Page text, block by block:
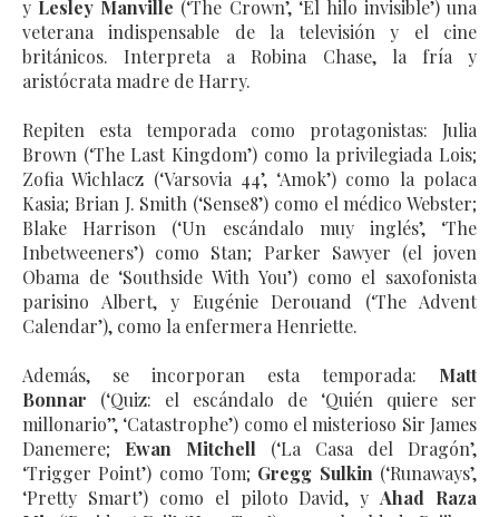
y Lesley Manville (‘The Crown’, ‘El hilo invisible’) una
veterana indispensable de la televisión y el cine
británicos. Interpreta a Robina Chase, la fría y
aristócrata madre de Harry.
Repiten esta temporada como protagonistas: Julia
Brown (‘The Last Kingdom’) como la privilegiada Lois;
Zofia Wichlacz (‘Varsovia 44’, ‘Amok’) como la polaca
Kasia; Brian J. Smith (‘Sense8’) como el médico Webster;
Blake Harrison (‘Un escándalo muy inglés’, ‘The
Inbetweeners’) como Stan; Parker Sawyer (el joven
Obama de ‘Southside With You’) como el saxofonista
parisino Albert, y Eugénie Derouand (‘The Advent
Calendar’), como la enfermera Henriette.
Además, se incorporan esta temporada: Matt
Bonnar (‘Quiz: el escándalo de ‘Quién quiere ser
millonario’’, ‘Catastrophe’) como el misterioso Sir James
Danemere; Ewan Mitchell (‘La Casa del Dragón’,
‘Trigger Point’) como Tom; Gregg Sulkin (‘Runaways’,
‘Pretty Smart’) como el piloto David, yAhad Raza